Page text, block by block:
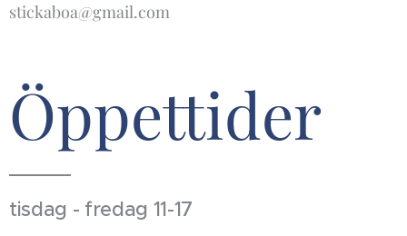
stickaboa@gmail.com
Öppettider
tisdag - fredag 11-17